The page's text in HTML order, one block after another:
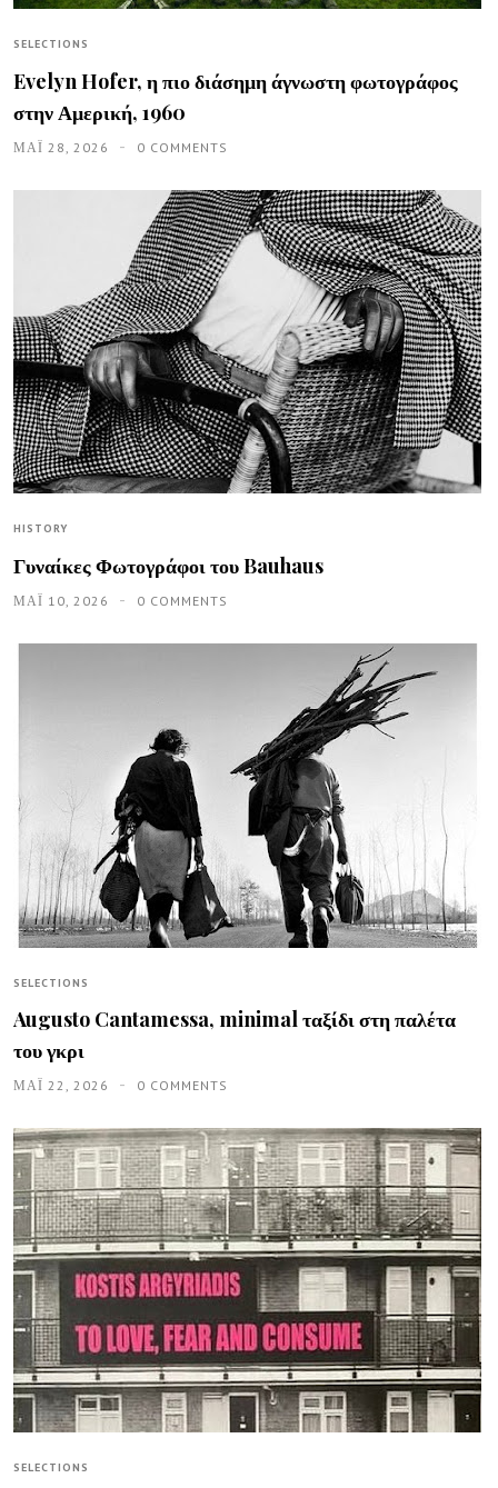
SELECTIONS
Evelyn Hofer, η πιο διάσημη άγνωστη φωτογράφος
στην Αμερική, 1960
ΜΑΪ́ 28, 2026 0 COMMENTS
HISTORY
Γυναίκες Φωτογράφοι του Bauhaus
ΜΑΪ́ 10, 2026 0 COMMENTS
SELECTIONS
Augusto Cantamessa, minimal ταξίδι στη παλέτα
του γκρι
ΜΑΪ́ 22, 2026 0 COMMENTS
SELECTIONS